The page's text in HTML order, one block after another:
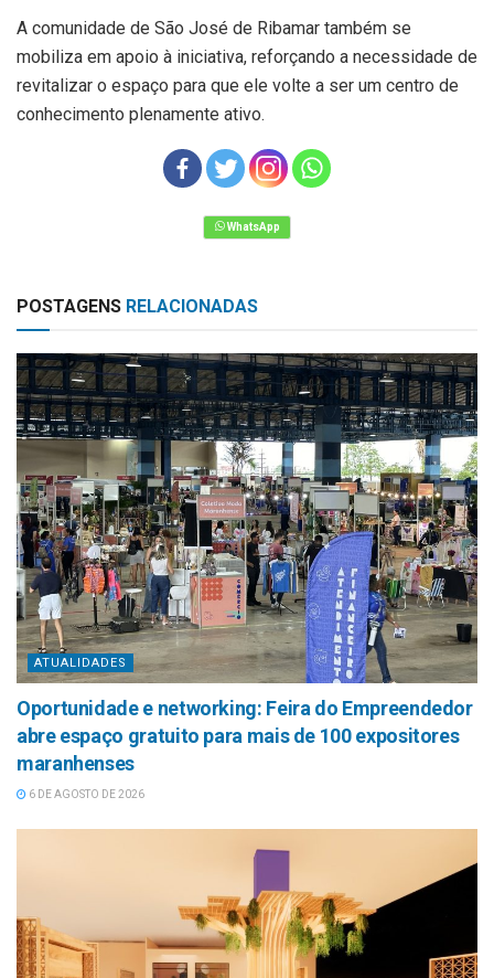
A comunidade de São José de Ribamar também se
mobiliza em apoio à iniciativa, reforçando a necessidade de
revitalizar o espaço para que ele volte a ser um centro de
conhecimento plenamente ativo.
POSTAGENS RELACIONADAS
ATUALIDADES
Oportunidade e networking: Feira do Empreendedor
abre espaço gratuito para mais de 100 expositores
maranhenses
6 DE AGOSTO DE 2026